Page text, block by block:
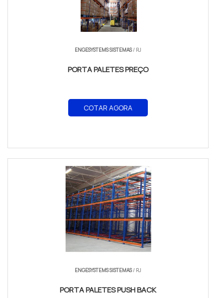
ENGESYSTEMS SISTEMAS/ RJ
PORTA PALETES PREÇO
COTAR AGORA
ENGESYSTEMS SISTEMAS/ RJ
PORTA PALETES PUSH BACK